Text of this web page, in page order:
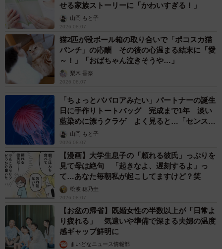
せる家族ストーリーに「かわいすぎる！」
山岡 もと子
2026.08.07
猫2匹が段ボール箱の取り合いで「ポコスカ猫
パンチ」の応酬 その後の心温まる結末に「愛
～！」「おばちゃん泣きそうや…」
梨木 香奈
2026.08.07
「ちょっとババロアみたい」パートナーの誕生
日に手作りトートバッグ 完成まで1年 淡い
藍染めに漂うクラゲ よく見ると…「センスす
ごい」山岡 もと子
2026.08.07
【漫画】大学生息子の「頼れる彼氏」っぷりを
見て母は絶句 「起きなよ、遅刻するよ」っ
て…あなた毎朝私が起こしてますけど？笑
松波 穂乃圭
2026.08.07
【お盆の帰省】既婚女性の半数以上が「日常よ
り疲れる」 気遣いや準備で深まる夫婦の温度
感ギャップ鮮明に
まいどなニュース情報部